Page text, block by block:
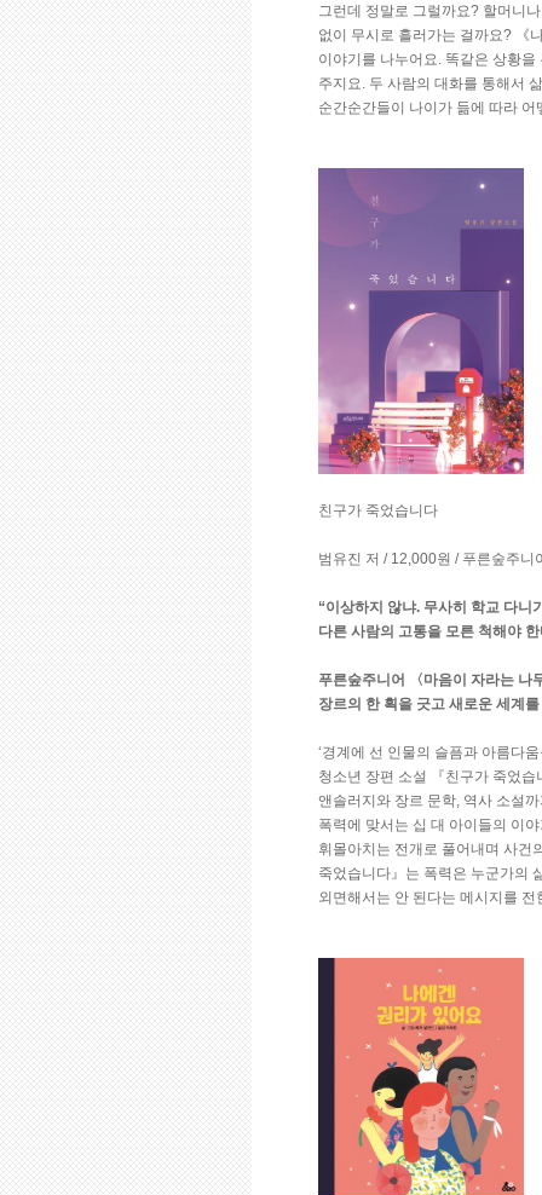
그런데 정말로 그럴까요? 할머니
없이 무시로 흘러가는 걸까요? 《
이야기를 나누어요. 똑같은 상황
주지요. 두 사람의 대화를 통해서
순간순간들이 나이가 듦에 따라
친구가 죽었습니다
범유진 저 / 12,000원 / 푸른숲주니
“이상하지 않냐. 무사히 학교 다니
다른 사람의 고통을 모른 척해야
푸른숲주니어 〈마음이 자라는 나
장르의 한 획을 긋고 새로운 세계
‘경계에 선 인물의 슬픔과 아름다
청소년 장편 소설 『친구가 죽었
앤솔러지와 장르 문학, 역사 소설
폭력에 맞서는 십 대 아이들의 이
휘몰아치는 전개로 풀어내며 사건
죽었습니다』는 폭력은 누군가의
외면해서는 안 된다는 메시지를 전